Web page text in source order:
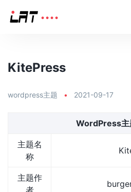
KitePress
wordpress主题 • 2021-09-17
WordPress主
主题名
称
主题作
者